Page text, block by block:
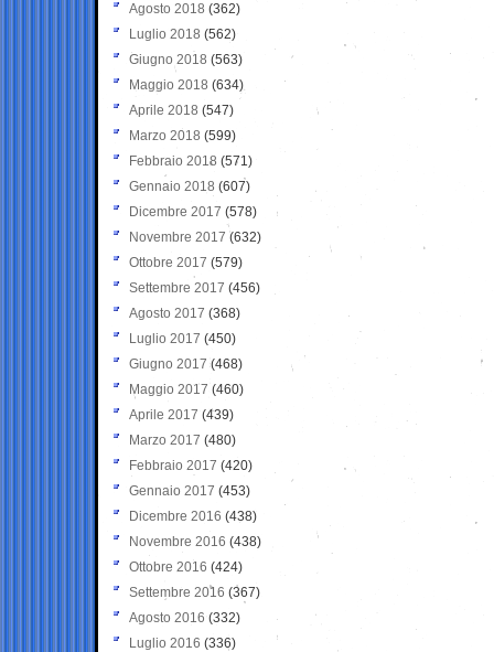
Agosto 2018 (362)
Luglio 2018 (562)
Giugno 2018 (563)
Maggio 2018 (634)
Aprile 2018 (547)
Marzo 2018 (599)
Febbraio 2018 (571)
Gennaio 2018 (607)
Dicembre 2017 (578)
Novembre 2017 (632)
Ottobre 2017 (579)
Settembre 2017 (456)
Agosto 2017 (368)
Luglio 2017 (450)
Giugno 2017 (468)
Maggio 2017 (460)
Aprile 2017 (439)
Marzo 2017 (480)
Febbraio 2017 (420)
Gennaio 2017 (453)
Dicembre 2016 (438)
Novembre 2016 (438)
Ottobre 2016 (424)
Settembre 2016 (367)
Agosto 2016 (332)
Luglio 2016 (336)